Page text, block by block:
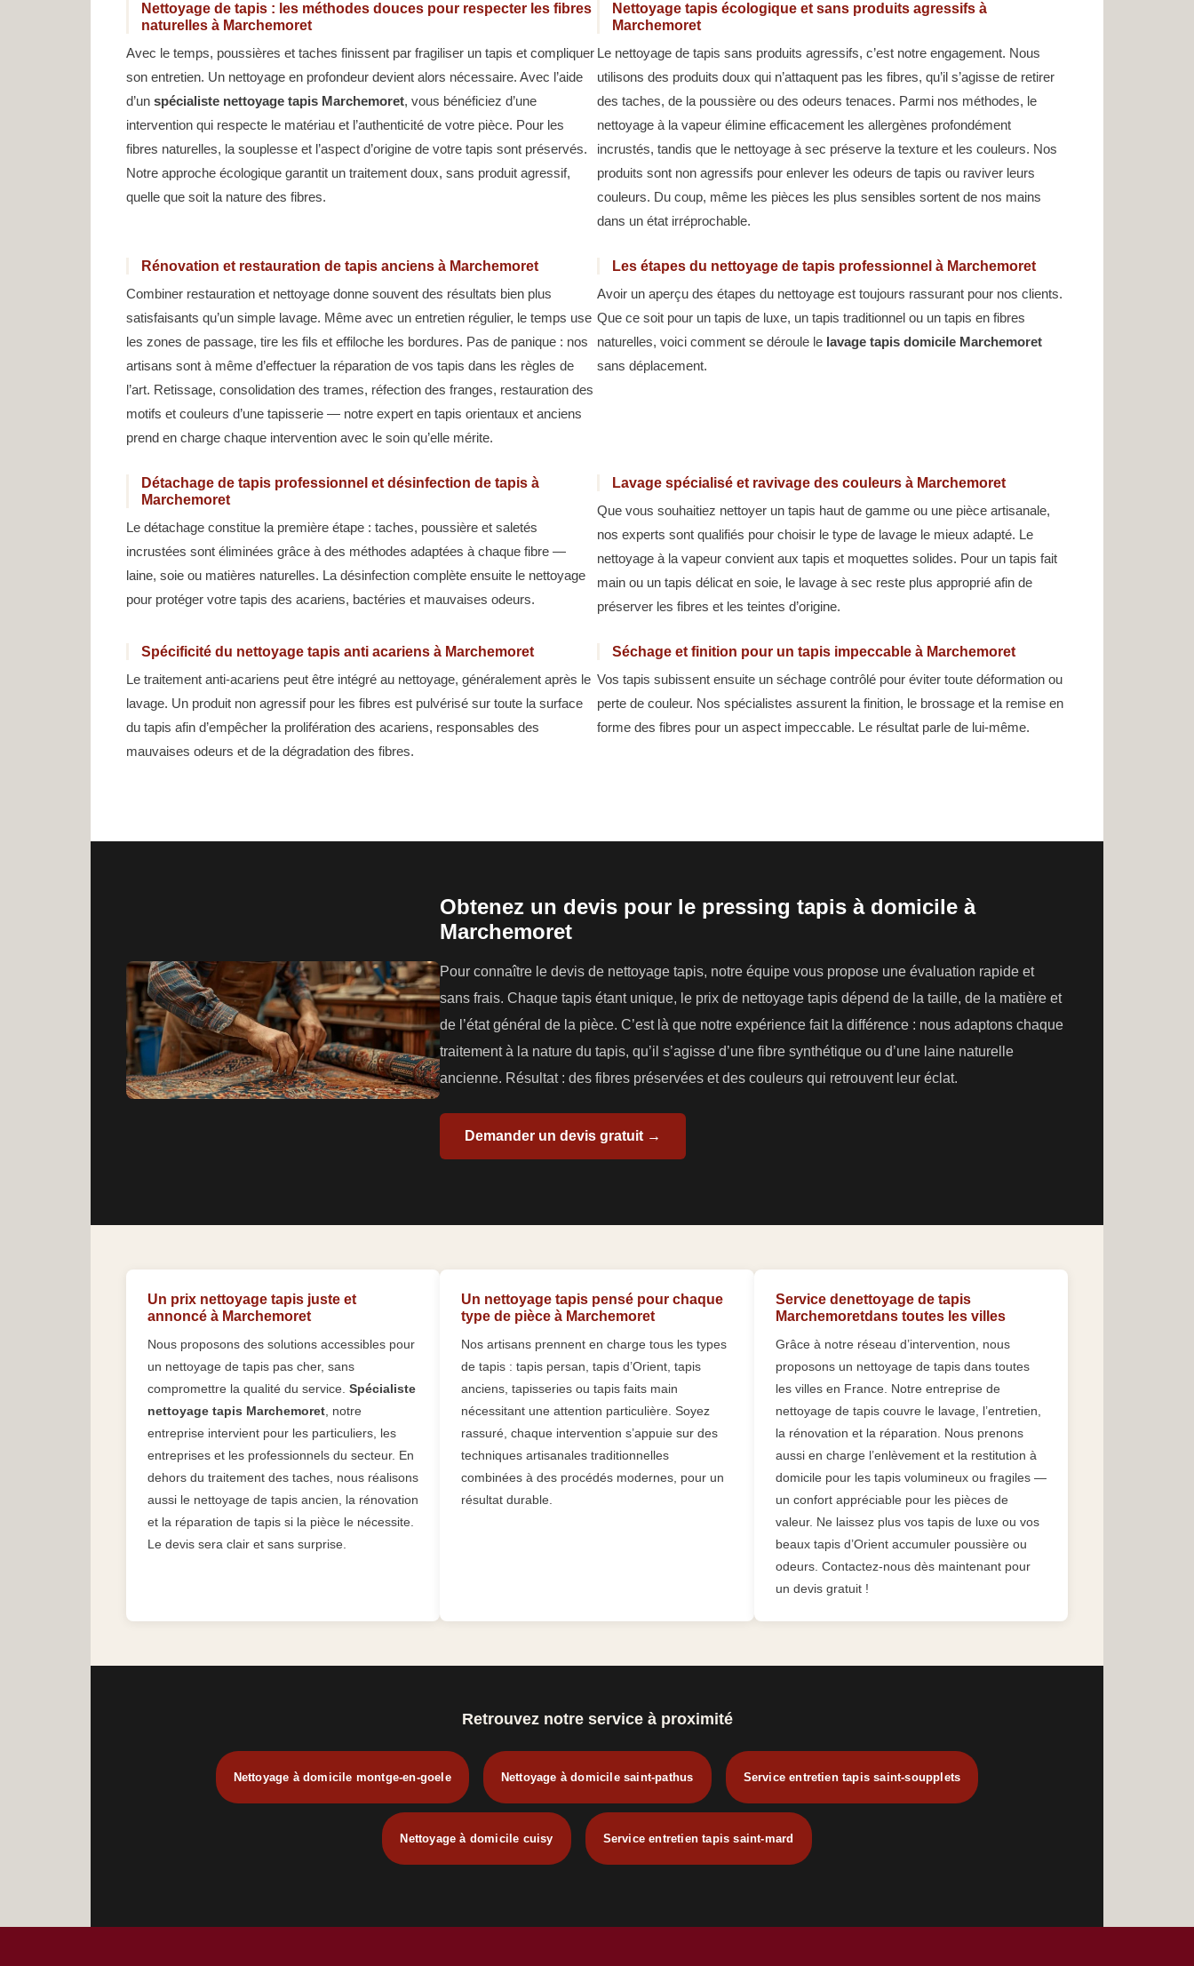
Nettoyage de tapis : les méthodes douces pour respecter les fibres
naturelles à Marchemoret
Avec le temps, poussières et taches finissent par fragiliser un tapis et compliquer
son entretien. Un nettoyage en profondeur devient alors nécessaire. Avec l’aide
d’un spécialiste nettoyage tapis Marchemoret, vous bénéficiez d’une
intervention qui respecte le matériau et l’authenticité de votre pièce. Pour les
fibres naturelles, la souplesse et l’aspect d’origine de votre tapis sont préservés.
Notre approche écologique garantit un traitement doux, sans produit agressif,
quelle que soit la nature des fibres.
Nettoyage tapis écologique et sans produits agressifs à
Marchemoret
Le nettoyage de tapis sans produits agressifs, c’est notre engagement. Nous
utilisons des produits doux qui n’attaquent pas les fibres, qu’il s’agisse de retirer
des taches, de la poussière ou des odeurs tenaces. Parmi nos méthodes, le
nettoyage à la vapeur élimine efficacement les allergènes profondément
incrustés, tandis que le nettoyage à sec préserve la texture et les couleurs. Nos
produits sont non agressifs pour enlever les odeurs de tapis ou raviver leurs
couleurs. Du coup, même les pièces les plus sensibles sortent de nos mains
dans un état irréprochable.
Rénovation et restauration de tapis anciens à Marchemoret
Combiner restauration et nettoyage donne souvent des résultats bien plus
satisfaisants qu’un simple lavage. Même avec un entretien régulier, le temps use
les zones de passage, tire les fils et effiloche les bordures. Pas de panique : nos
artisans sont à même d’effectuer la réparation de vos tapis dans les règles de
l’art. Retissage, consolidation des trames, réfection des franges, restauration des
motifs et couleurs d’une tapisserie — notre expert en tapis orientaux et anciens
prend en charge chaque intervention avec le soin qu’elle mérite.
Les étapes du nettoyage de tapis professionnel à Marchemoret
Avoir un aperçu des étapes du nettoyage est toujours rassurant pour nos clients.
Que ce soit pour un tapis de luxe, un tapis traditionnel ou un tapis en fibres
naturelles, voici comment se déroule le lavage tapis domicile Marchemoret
sans déplacement.
Détachage de tapis professionnel et désinfection de tapis à
Marchemoret
Le détachage constitue la première étape : taches, poussière et saletés
incrustées sont éliminées grâce à des méthodes adaptées à chaque fibre —
laine, soie ou matières naturelles. La désinfection complète ensuite le nettoyage
pour protéger votre tapis des acariens, bactéries et mauvaises odeurs.
Lavage spécialisé et ravivage des couleurs à Marchemoret
Que vous souhaitiez nettoyer un tapis haut de gamme ou une pièce artisanale,
nos experts sont qualifiés pour choisir le type de lavage le mieux adapté. Le
nettoyage à la vapeur convient aux tapis et moquettes solides. Pour un tapis fait
main ou un tapis délicat en soie, le lavage à sec reste plus approprié afin de
préserver les fibres et les teintes d’origine.
Spécificité du nettoyage tapis anti acariens à Marchemoret
Le traitement anti-acariens peut être intégré au nettoyage, généralement après le
lavage. Un produit non agressif pour les fibres est pulvérisé sur toute la surface
du tapis afin d’empêcher la prolifération des acariens, responsables des
mauvaises odeurs et de la dégradation des fibres.
Séchage et finition pour un tapis impeccable à Marchemoret
Vos tapis subissent ensuite un séchage contrôlé pour éviter toute déformation ou
perte de couleur. Nos spécialistes assurent la finition, le brossage et la remise en
forme des fibres pour un aspect impeccable. Le résultat parle de lui-même.
Obtenez un devis pour le pressing tapis à domicile à
Marchemoret
Pour connaître le devis de nettoyage tapis, notre équipe vous propose une évaluation rapide et
sans frais. Chaque tapis étant unique, le prix de nettoyage tapis dépend de la taille, de la matière et
de l’état général de la pièce. C’est là que notre expérience fait la différence : nous adaptons chaque
traitement à la nature du tapis, qu’il s’agisse d’une fibre synthétique ou d’une laine naturelle
ancienne. Résultat : des fibres préservées et des couleurs qui retrouvent leur éclat.
Demander un devis gratuit →
Un prix nettoyage tapis juste et
annoncé à Marchemoret
Nous proposons des solutions accessibles pour
un nettoyage de tapis pas cher, sans
compromettre la qualité du service. Spécialiste
nettoyage tapis Marchemoret, notre
entreprise intervient pour les particuliers, les
entreprises et les professionnels du secteur. En
dehors du traitement des taches, nous réalisons
aussi le nettoyage de tapis ancien, la rénovation
et la réparation de tapis si la pièce le nécessite.
Le devis sera clair et sans surprise.
Un nettoyage tapis pensé pour chaque
type de pièce à Marchemoret
Nos artisans prennent en charge tous les types
de tapis : tapis persan, tapis d’Orient, tapis
anciens, tapisseries ou tapis faits main
nécessitant une attention particulière. Soyez
rassuré, chaque intervention s’appuie sur des
techniques artisanales traditionnelles
combinées à des procédés modernes, pour un
résultat durable.
Service denettoyage de tapis
Marchemoretdans toutes les villes
Grâce à notre réseau d’intervention, nous
proposons un nettoyage de tapis dans toutes
les villes en France. Notre entreprise de
nettoyage de tapis couvre le lavage, l’entretien,
la rénovation et la réparation. Nous prenons
aussi en charge l’enlèvement et la restitution à
domicile pour les tapis volumineux ou fragiles —
un confort appréciable pour les pièces de
valeur. Ne laissez plus vos tapis de luxe ou vos
beaux tapis d’Orient accumuler poussière ou
odeurs. Contactez-nous dès maintenant pour
un devis gratuit !
Retrouvez notre service à proximité
Nettoyage à domicile montge-en-goele Nettoyage à domicile saint-pathus Service entretien tapis saint-soupplets
Nettoyage à domicile cuisy Service entretien tapis saint-mard